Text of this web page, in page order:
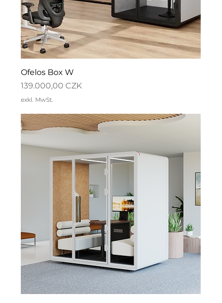
Ofelos Box W
Preis
139.000,00 CZK
exkl. MwSt.